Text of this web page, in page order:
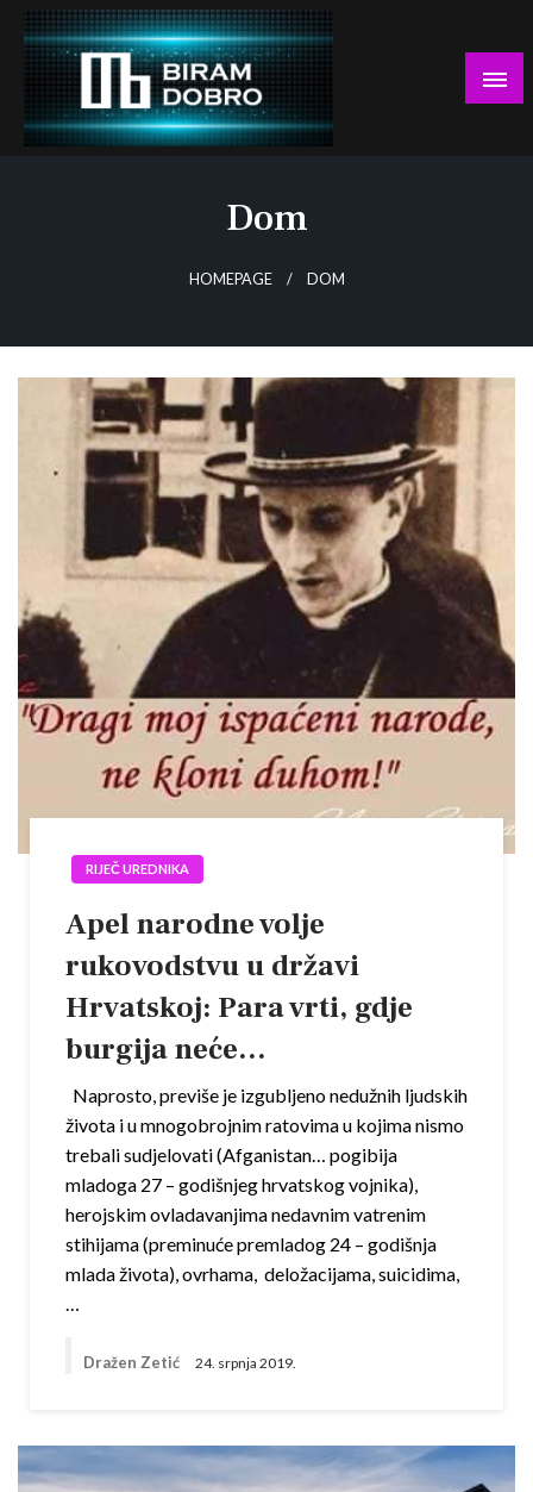
Skip
content
Dom
HOMEPAGE DOM
RIJEČ UREDNIKA
Apel narodne volje
rukovodstvu u državi
Hrvatskoj: Para vrti, gdje
burgija neće…
Naprosto, previše je izgubljeno nedužnih ljudskih
života i u mnogobrojnim ratovima u kojima nismo
trebali sudjelovati (Afganistan… pogibija
mladoga 27 – godišnjeg hrvatskog vojnika),
herojskim ovladavanjima nedavnim vatrenim
stihijama (preminuće premladog 24 – godišnja
mlada života), ovrhama, deložacijama, suicidima,
…
Dražen Zetić 24. srpnja 2019.